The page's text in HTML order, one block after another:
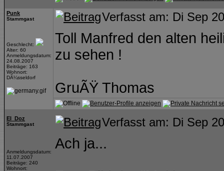
Punk
Stammgast
Geschlecht:
Alter: 60
Anmeldungsdatum:
24.08.2007
Beiträge: 163
Wohnort:
DÃ¼sseldorf
Verfasst am: Di Sep
Toll Manfred den alten
zu sehen !
GruÃŸ Thomas
El_Doz
Stammgast
Anmeldungsdatum:
11.07.2007
Beiträge: 240
Wohnort:
Verfasst am: Di Sep
Ach ja...